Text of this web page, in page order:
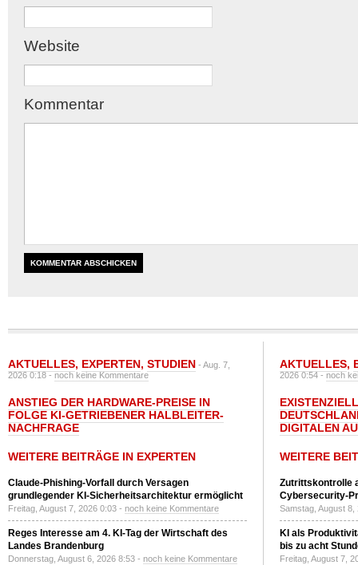
Website
Kommentar
AKTUELLES, EXPERTEN, STUDIEN - Aug. 7,
2026 0:18 -noch keine Kommentare
ANSTIEG DER HARDWARE-PREISE IN
FOLGE KI-GETRIEBENER HALBLEITER-
NACHFRAGE
WEITERE BEITRÄGE IN EXPERTEN
Claude-Phishing-Vorfall durch Versagen
grundlegender KI-Sicherheitsarchitektur ermöglicht
Freitag, August 7, 2026 0:03 - noch keine Kommentare
Reges Interesse am 4. KI-Tag der Wirtschaft des
Landes Brandenburg
Donnerstag, August 6, 2026 8:53 - noch keine Kommentare
AKTUELLES,
2026 0:54 -noch
DIGITALEN
WEITERE
Zutrittskontrolle
Cybersecurity-
Samstag, August
KI als
bis zu acht
Freitag, August 7,